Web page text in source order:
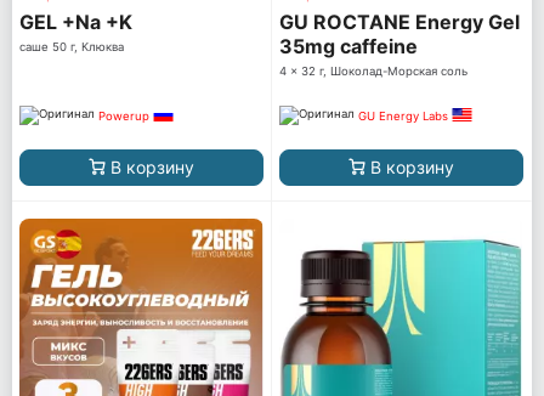
GEL +Na +K
саше 50 г, Клюква
Powerup
В корзину
GU ROCTANE Energy Gel
35mg caffeine
4 x 32 г, Шоколад-Морская соль
GU Energy Labs
В корзину